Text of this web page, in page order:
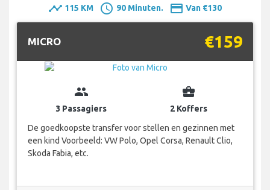
timeline 115 KM schedule 90 Minuten. payment Van €130
MICRO €159
group
3 Passagiers
business_center
2 Koffers
De goedkoopste transfer voor stellen en gezinnen met
een kind Voorbeeld: VW Polo, Opel Corsa, Renault Clio,
Skoda Fabia, etc.